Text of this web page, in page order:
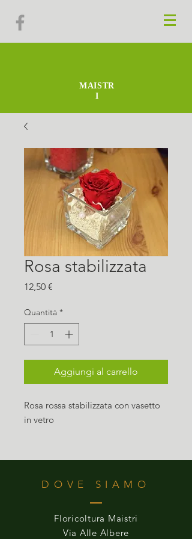
MAISTR
I
Rosa stabilizzata
12,50 €
Quantità *
Aggiungi al carrello
Rosa rossa stabilizzata con vasetto
in vetro
DOVE SIAMO
Floricoltura Maistri
Via Alle Albere